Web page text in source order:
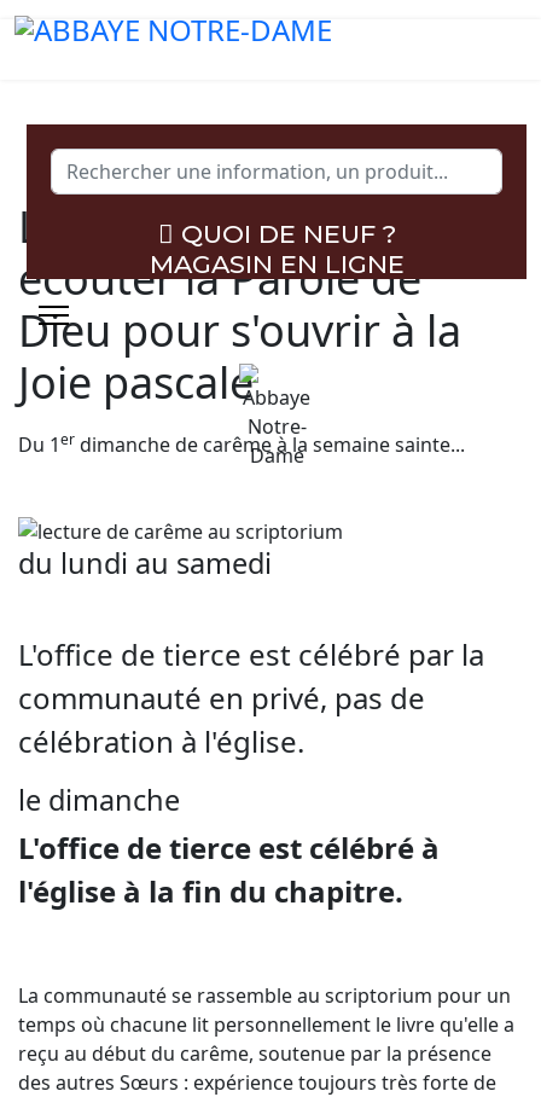
Rechercher
QUOI DE NEUF ?
MAGASIN EN LIGNE
Lecture de Carême :
écouter la Parole de
Dieu pour s'ouvrir à la
Joie pascale
Du 1er dimanche de carême à la semaine sainte...
du lundi au samedi
L'office de tierce est célébré par la
communauté en privé, pas de
célébration à l'église.
le dimanche
L'office de tierce est célébré à
l'église à la fin du chapitre.
La communauté se rassemble au scriptorium pour un
temps où chacune lit personnellement le livre qu'elle a
reçu au début du carême, soutenue par la présence
des autres Sœurs : expérience toujours très forte de